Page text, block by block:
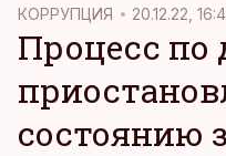
КОРРУПЦИЯ 20.12.22,
Процесс по
состоянию